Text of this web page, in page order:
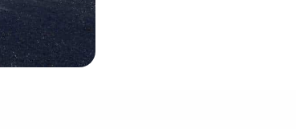
Tidligere elever
Verdigrunnlag og reglement